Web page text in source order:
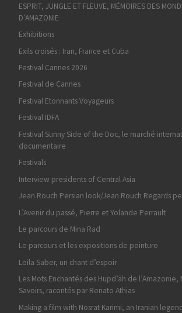
ESPRIT, JUNGLE ET FLEUVE, MÉMOIRES DES
D’AMAZONIE
Exhibitions
Exils croisés : Iran, France et Cuba
Festival Cannes 2026
Festival de Cannes
Festival Etonnants Voyageurs
Festival IDFA
Festival Sunny Side of the Doc, le marché
documentaire
Festivals
Interview presidents of Central Asia
Jean Rouch Persian look/Jean Rouch Regards
L’Avenir du passé, Pierre et Yolande Perrault
Le parcours de Mina Rad
Le parcours et les expositions de peinture
Leila Saber, un chant d’espoir
Les Mots Enchantés des Hupd’äh de l’Amazonie,
Savoirs, racontés par Renato Athias
Making a film with Nosrat Karimi, an Iranian